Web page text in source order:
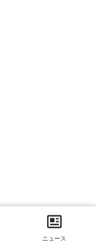
ッグ
ニュース